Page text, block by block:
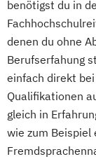
benötigst du in
denen du ohne
Berufserfahung
einfach direkt
Qualifikationen
gleich in
wie zum